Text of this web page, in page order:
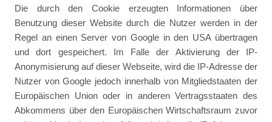
Die durch den Cookie erzeugten Informationen über
Benutzung dieser Website durch die Nutzer werden in der
Regel an einen Server von Google in den USA übertragen
und dort gespeichert. Im Falle der Aktivierung der IP-
Anonymisierung auf dieser Webseite, wird die IP-Adresse der
Nutzer von Google jedoch innerhalb von Mitgliedstaaten der
Europäischen Union oder in anderen Vertragsstaaten des
Abkommens über den Europäischen Wirtschaftsraum zuvor